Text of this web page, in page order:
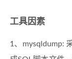
工具因素
1、mysqldump: